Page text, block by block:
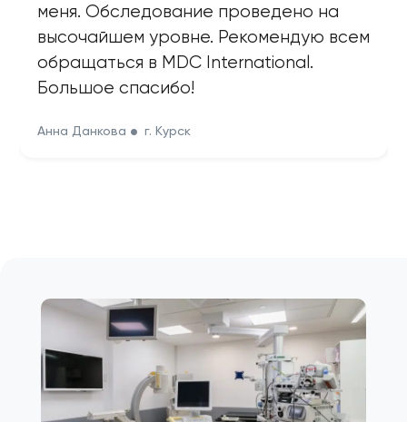
меня. Обследование проведено на
высочайшем уровне. Рекомендую всем
обращаться в MDC International.
Большое спасибо!
Анна Данкова г. Курск